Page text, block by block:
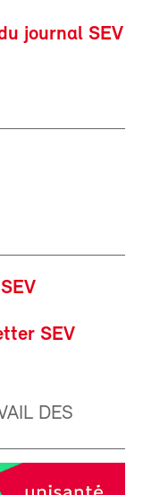
journal SEV
SEV
DES